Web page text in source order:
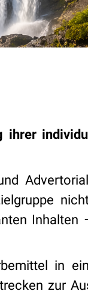
ihrer
Inhalten
in
zur